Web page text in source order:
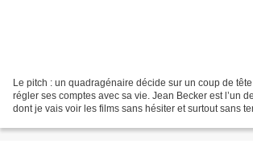
Le pitch : un quadragénaire décide sur un coup de
régler ses comptes avec sa vie. Jean Becker est l’un
dont je vais voir les films sans hésiter et surtout sans